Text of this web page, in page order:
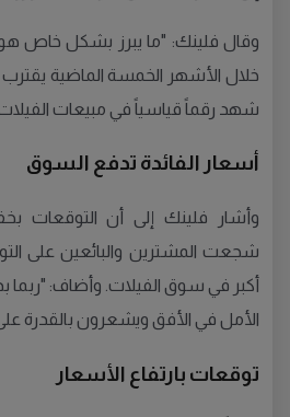
وقال فلينك: "ما يبرز بشكل خاص هو
شهد رقماً قياسياً في مبيعات
أسعار الفائدة تدفع السوق
وأشار فلينك إلى أن التوقعات
شجعت المشترين والبائعين على
أكبر في سوق الفيلات. وأضاف: "ربما
الأمل في الأفق ويشعرون بالقدرة
توقعات بارتفاع الأسعار